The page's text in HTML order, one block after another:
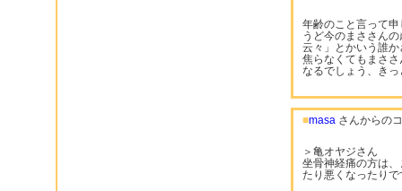
年齢のこと言って
うど今のまささん
云々」とかいう誰
焦らなくてもまさ
なるでしょう、き
■masa さんからの
＞亀オヤジさん
坐骨神経痛の方は
たり悪くなったりで